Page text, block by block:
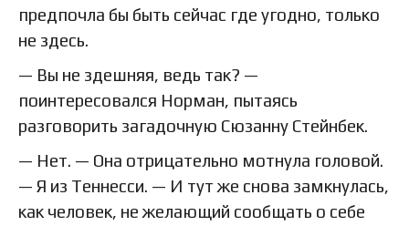
предпочла бы быть сейчас где угодно, только
не здесь.
— Вы не здешняя, ведь так? —
поинтересовался Норман, пытаясь
разговорить загадочную Сюзанну Стейнбек.
— Нет. — Она отрицательно мотнула головой.
— Я из Теннесси. — И тут же снова замкнулась,
как человек, не желающий сообщать о себе